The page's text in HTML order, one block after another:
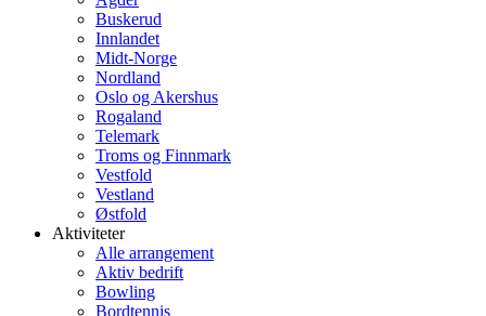
Buskerud
Innlandet
Midt-Norge
Nordland
Oslo og Akershus
Rogaland
Telemark
Troms og Finnmark
Vestfold
Vestland
Østfold
Aktiviteter
Alle arrangement
Aktiv bedrift
Bowling
Bordtennis